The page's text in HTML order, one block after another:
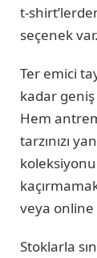
t-
seçenek var.
Ter emici
kadar
Hem
tarzınızı
veya online
Stoklarla